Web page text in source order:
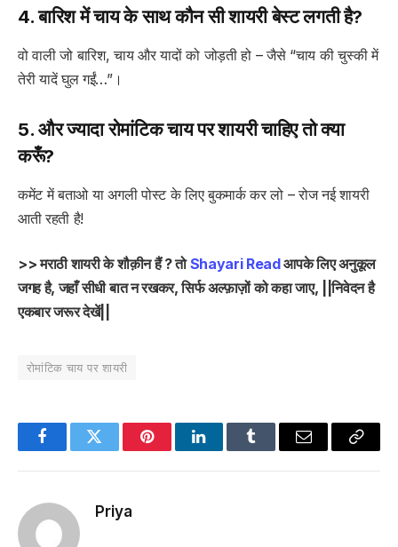
4. बारिश में चाय के साथ कौन सी शायरी बेस्ट लगती है?
वो वाली जो बारिश, चाय और यादों को जोड़ती हो – जैसे “चाय की चुस्की में
तेरी यादें घुल गईं…”।
5. और ज्यादा रोमांटिक चाय पर शायरी चाहिए तो क्या
करूँ?
कमेंट में बताओ या अगली पोस्ट के लिए बुकमार्क कर लो – रोज नई शायरी
आती रहती है!
>> मराठी शायरी के शौक़ीन हैं ? तोShayari Readआपके लिए अनुकूल
जगह है, जहाँ सीधी बात न रखकर, सिर्फ अल्फ़ाज़ों को कहा जाए, ||निवेदन है
एकबार जरूर देखें||
रोमांटिक चाय पर शायरी
FacebookTwitter PinterestLinkedInTumblr Email
Copy
Priya